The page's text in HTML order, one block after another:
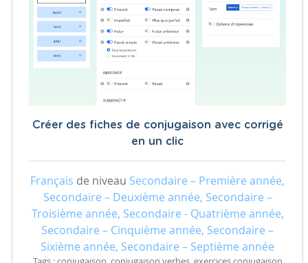
Créer des fiches de conjugaison avec corrigé
en un clic
Français de niveau Secondaire – Première année,
Secondaire – Deuxième année, Secondaire –
Troisième année, Secondaire - Quatrième année,
Secondaire – Cinquième année, Secondaire –
Sixième année, Secondaire – Septième année